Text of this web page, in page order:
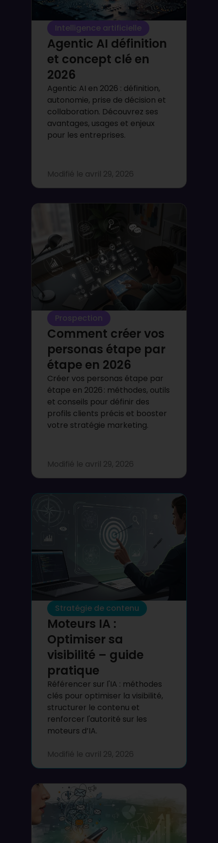
Intelligence artificielle
Agentic AI définition
et concept clé en
2026
Agentic AI en 2026 : définition,
autonomie, prise de décision et
collaboration. Découvrez ses
avantages, usages et enjeux
pour les entreprises.
Modifié le avril 29, 2026
Prospection
Comment créer vos
personas étape par
étape en 2026
Créer vos personas étape par
étape en 2026 : méthodes, outils
et conseils pour définir des
profils clients précis et booster
votre stratégie marketing.
Modifié le avril 29, 2026
Stratégie de contenu
Moteurs IA :
Optimiser sa
visibilité – guide
pratique
Référencer sur l'IA : méthodes
clés pour optimiser la visibilité,
structurer le contenu et
renforcer l'autorité sur les
moteurs d’IA.
Modifié le avril 29, 2026